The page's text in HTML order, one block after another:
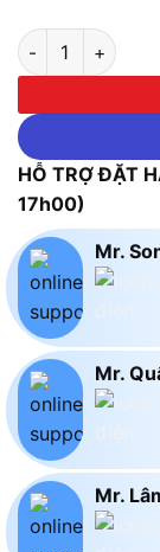
Máy khoan từ
HỖ TRỢ ĐẶT
17h00)
Mr.
Mr.
Mr.